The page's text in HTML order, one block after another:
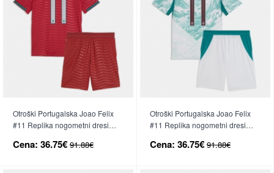
Otroški Portugalska Joao Felix
#11 Replika nogometni dresi
Rokav (+ hlače)
Cena: 36.75€ 91.88€
Otroški Portugalska Joao Felix
#11 Replika nogometni dresi
Kratek Rokav (+ hlače)
Cena: 36.75€ 91.88€